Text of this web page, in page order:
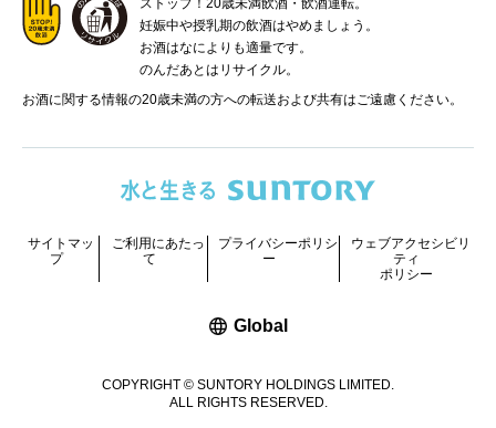
ストップ！20歳未満飲酒・飲酒運転。
妊娠中や授乳期の飲酒はやめましょう。
お酒はなによりも適量です。
のんだあとはリサイクル。
お酒に関する情報の20歳未満の方への転送および共有はご遠慮ください。
COPYRIGHT © SUNTORY HOLDINGS LIMITED.
ALL RIGHTS RESERVED.
サイトマッ
プ
ご利用にあたっ
て
プライバシーポリシ
ー
ウェブアクセシビリ
ティ
ポリシー
Global新しいウィンドウで開く